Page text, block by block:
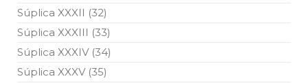
Súplica XXXII (32)
Súplica XXXIII (33)
Súplica XXXIV (34)
Súplica XXXV (35)